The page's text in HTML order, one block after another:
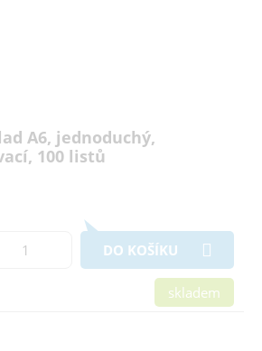
A6, jednoduchý,
100 listů
DO KOŠÍKU
skladem